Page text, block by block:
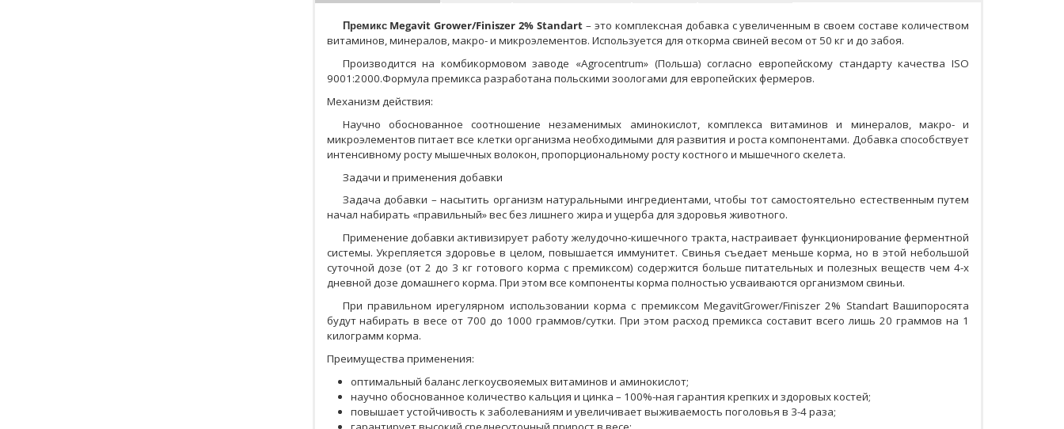
Премикс Megavit Grower/Finiszer 2% Standart – это комплексная добавка с увеличенным в своем составе количеством
витаминов, минералов, макро- и микроэлементов. Используется для откорма свиней весом от 50 кг и до забоя.
Производится на комбикормовом заводе «Agrocentrum» (Польша) согласно европейскому стандарту качества ISO
9001:2000.Формула премикса разработана польскими зоологами для европейских фермеров.
Механизм действия:
Научно обоснованное соотношение незаменимых аминокислот, комплекса витаминов и минералов, макро- и
микроэлементов питает все клетки организма необходимыми для развития и роста компонентами. Добавка способствует
интенсивному росту мышечных волокон, пропорциональному росту костного и мышечного скелета.
Задачи и применения добавки
Задача добавки – насытить организм натуральными ингредиентами, чтобы тот самостоятельно естественным путем
начал набирать «правильный» вес без лишнего жира и ущерба для здоровья животного.
Применение добавки активизирует работу желудочно-кишечного тракта, настраивает функционирование ферментной
системы. Укрепляется здоровье в целом, повышается иммунитет. Свинья съедает меньше корма, но в этой небольшой
суточной дозе (от 2 до 3 кг готового корма с премиксом) содержится больше питательных и полезных веществ чем 4-х
дневной дозе домашнего корма. При этом все компоненты корма полностью усваиваются организмом свиньи.
При правильном ирегулярном использовании корма с премиксом MegavitGrower/Finiszer 2% Standart Вашипоросята
будут набирать в весе от 700 до 1000 граммов/сутки. При этом расход премикса составит всего лишь 20 граммов на 1
килограмм корма.
Преимущества применения:
оптимальный баланс легкоусвояемых витаминов и аминокислот;
научно обоснованное количество кальция и цинка – 100%-ная гарантия крепких и здоровых костей;
повышает устойчивость к заболеваниям и увеличивает выживаемость поголовья в 3-4 раза;